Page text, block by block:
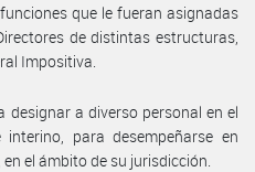
que le fueran asignadas
de distintas estructuras,
Impositiva.
designar a diverso personal en el
para desempeñarse en
el ámbito de su jurisdicción.